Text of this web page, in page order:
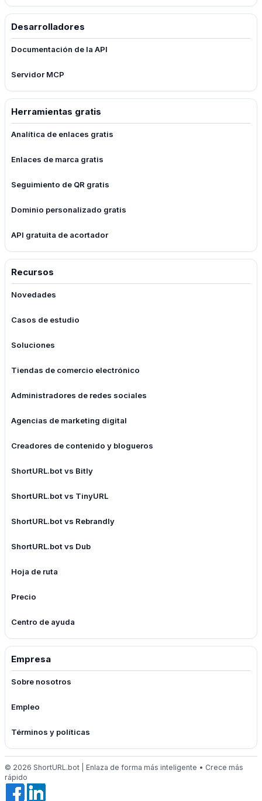
Desarrolladores
Documentación de la API
Servidor MCP
Herramientas gratis
Analítica de enlaces gratis
Enlaces de marca gratis
Seguimiento de QR gratis
Dominio personalizado gratis
API gratuita de acortador
Recursos
Novedades
Casos de estudio
Soluciones
Tiendas de comercio electrónico
Administradores de redes sociales
Agencias de marketing digital
Creadores de contenido y blogueros
ShortURL.bot vs Bitly
ShortURL.bot vs TinyURL
ShortURL.bot vs Rebrandly
ShortURL.bot vs Dub
Hoja de ruta
Precio
Centro de ayuda
Empresa
Sobre nosotros
Empleo
Términos y políticas
© 2026 ShortURL.bot | Enlaza de forma más inteligente • Crece más
rápido